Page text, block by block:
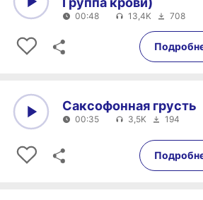
00:48
00:48 13,4K 708
00:35
Саксофонная грусть
00:35 3,5K 194